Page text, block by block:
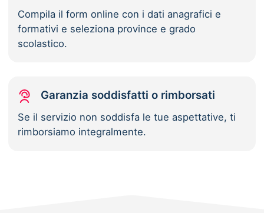
Compila il form online con i dati anagrafici e
formativi e seleziona province e grado
scolastico.
Garanzia soddisfatti o rimborsati
Se il servizio non soddisfa le tue aspettative, ti
rimborsiamo integralmente.